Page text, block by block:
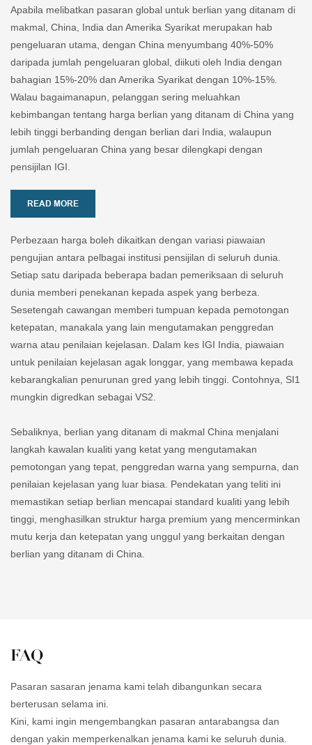
Apabila melibatkan pasaran global untuk berlian yang ditanam di
makmal, China, India dan Amerika Syarikat merupakan hab
pengeluaran utama, dengan China menyumbang 40%-50%
daripada jumlah pengeluaran global, diikuti oleh India dengan
bahagian 15%-20% dan Amerika Syarikat dengan 10%-15%.
Walau bagaimanapun, pelanggan sering meluahkan
kebimbangan tentang harga berlian yang ditanam di China yang
lebih tinggi berbanding dengan berlian dari India, walaupun
jumlah pengeluaran China yang besar dilengkapi dengan
pensijilan IGI.
READ MORE
Perbezaan harga boleh dikaitkan dengan variasi piawaian
pengujian antara pelbagai institusi pensijilan di seluruh dunia.
Setiap satu daripada beberapa badan pemeriksaan di seluruh
dunia memberi penekanan kepada aspek yang berbeza.
Sesetengah cawangan memberi tumpuan kepada pemotongan
ketepatan, manakala yang lain mengutamakan penggredan
warna atau penilaian kejelasan. Dalam kes IGI India, piawaian
untuk penilaian kejelasan agak longgar, yang membawa kepada
kebarangkalian penurunan gred yang lebih tinggi. Contohnya, SI1
mungkin digredkan sebagai VS2.
Sebaliknya, berlian yang ditanam di makmal China menjalani
langkah kawalan kualiti yang ketat yang mengutamakan
pemotongan yang tepat, penggredan warna yang sempurna, dan
penilaian kejelasan yang luar biasa. Pendekatan yang teliti ini
memastikan setiap berlian mencapai standard kualiti yang lebih
tinggi, menghasilkan struktur harga premium yang mencerminkan
mutu kerja dan ketepatan yang unggul yang berkaitan dengan
berlian yang ditanam di China.
FAQ
Pasaran sasaran jenama kami telah dibangunkan secara
berterusan selama ini.
Kini, kami ingin mengembangkan pasaran antarabangsa dan
dengan yakin memperkenalkan jenama kami ke seluruh dunia.